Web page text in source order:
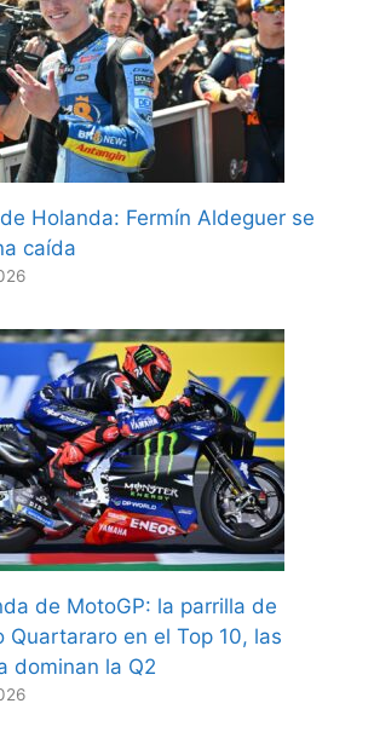
Holanda: Fermín Aldeguer se
caída
de MotoGP: la parrilla de
Quartararo en el Top 10, las
dominan la Q2